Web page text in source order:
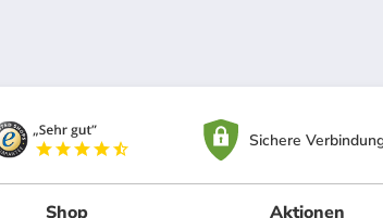
Sichere
Shop Aktionen